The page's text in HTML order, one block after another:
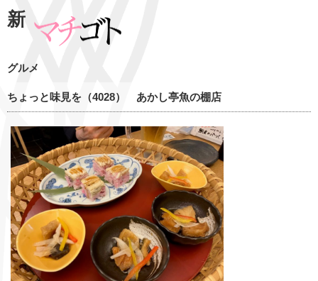
新
グルメ
ちょっと味見を（4028） あかし亭魚の棚店